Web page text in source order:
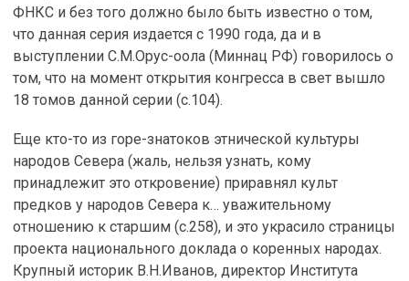
ФНКС и без того должно было быть известно о том,
что данная серия издается с 1990 года, да и в
выступлении С.М.Орус-оола (Миннац РФ) говорилось о
том, что на момент открытия конгресса в свет вышло
18 томов данной серии (с.104).
Еще кто-то из горе-знатоков этнической культуры
народов Севера (жаль, нельзя узнать, кому
принадлежит это откровение) приравнял культ
предков у народов Севера к… уважительному
отношению к старшим (с.258), и это украсило страницы
проекта национального доклада о коренных народах.
Крупный историк В.Н.Иванов, директор Института